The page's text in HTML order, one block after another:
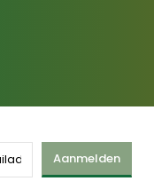
Aanmelden